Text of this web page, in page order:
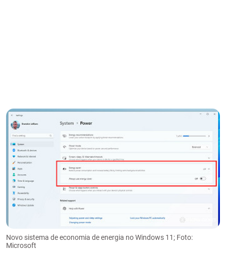
Novo sistema de economia de energia no Windows 11; Foto:
Microsoft